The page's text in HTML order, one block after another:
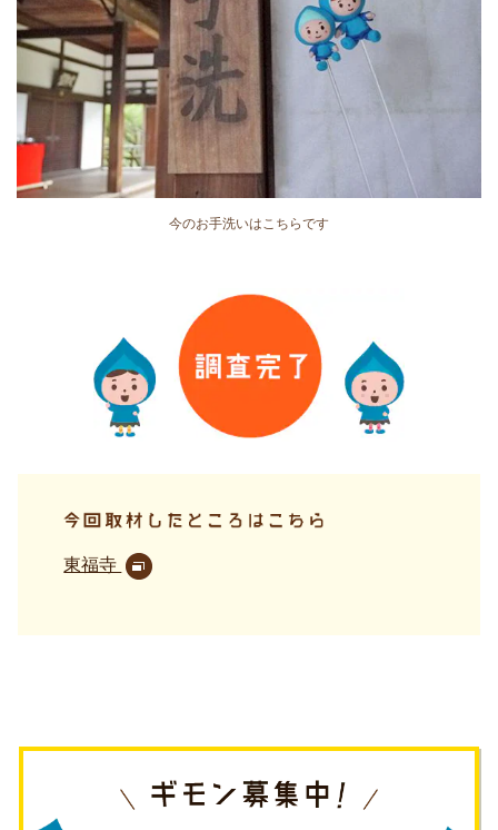
今のお手洗いはこちらです
東福寺